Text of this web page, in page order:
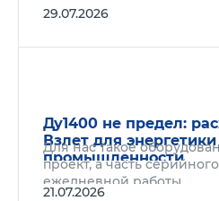
29.07.2026
Ду1400 не предел:
Взлет для
промышленности
Для нас такое
проект, а часть
ежедневной работы.
21.07.2026